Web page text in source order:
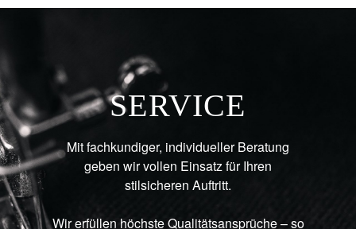
SERVICE
Mit fachkundiger, individueller Beratung
geben wir vollen Einsatz für Ihren
stilsicheren Auftritt.
Wir erfüllen höchste Qualitätsansprüche – so